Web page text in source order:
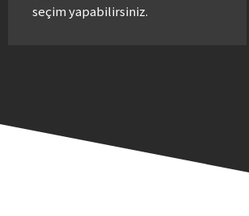
seçim yapabilirsiniz.